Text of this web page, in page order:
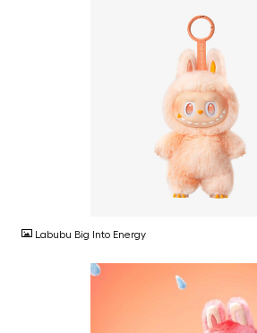
Labubu Big Into Energy